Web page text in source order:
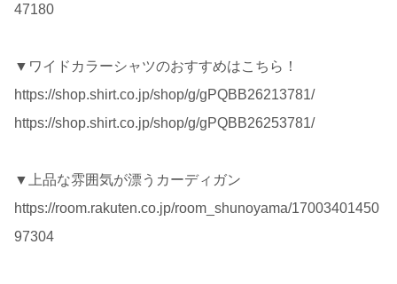
47180
▼ワイドカラーシャツのおすすめはこちら！
https://shop.shirt.co.jp/shop/g/gPQBB26213781/
https://shop.shirt.co.jp/shop/g/gPQBB26253781/
▼上品な雰囲気が漂うカーディガン
https://room.rakuten.co.jp/room_shunoyama/17003401450
97304